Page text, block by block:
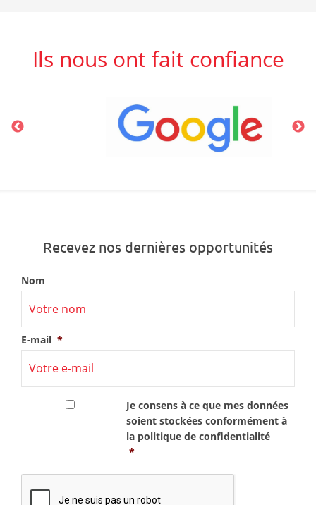
Ils nous ont fait confiance
Recevez nos dernières opportunités
Nom
E-mail *
Je consens à ce que mes données
soient stockées conformément à
la politique de confidentialité
*